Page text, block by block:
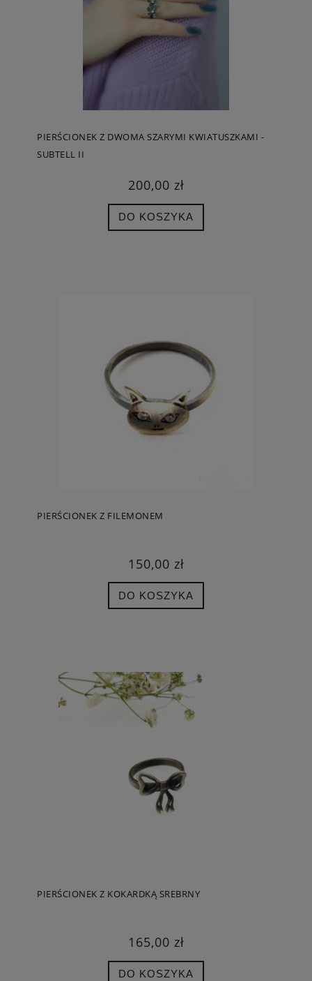
PIERŚCIONEK Z DWOMA SZARYMI KWIATUSZKAMI -
SUBTELL II
200,00 zł
DO KOSZYKA
PIERŚCIONEK Z FILEMONEM
150,00 zł
DO KOSZYKA
PIERŚCIONEK Z KOKARDKĄ SREBRNY
165,00 zł
DO KOSZYKA